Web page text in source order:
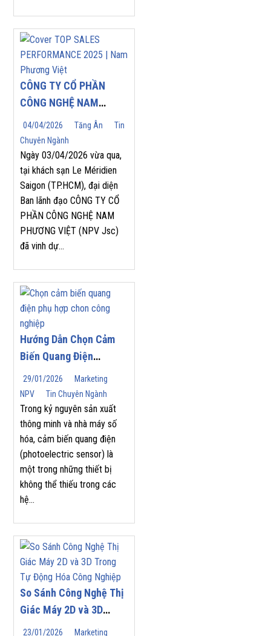
CÔNG TY CỔ PHẦN
CÔNG NGHỆ NAM
PHƯƠNG VIỆT (NPV
JSC) TỰ HÀO ĐÓN
NHẬN GIẢI THƯỞNG
“TOP SALES
PERFORMANCE 2025”
TẠI HỘI NGHỊ NHÀ
PHÂN PHỐI YASKAWA
2026
04/04/2026 Tăng Ân
Tin
Chuyên Ngành
Ngày 03/04/2026 vừa qua,
tại khách sạn Le Méridien
Saigon (TP.HCM), đại diện
Ban lãnh đạo CÔNG TY CỔ
PHẦN CÔNG NGHỆ NAM
PHƯƠNG VIỆT (NPV Jsc)
đã vinh dự...
Hướng Dẫn Chọn Cảm
Biến Quang Điện
(Photoelectric Sensor)
Phù Hợp Cho Tự Động
Hóa Công Nghiệp
29/01/2026
Marketing
NPV
Tin Chuyên Ngành
Trong kỷ nguyên sản xuất
thông minh và nhà máy số
hóa, cảm biến quang điện
(photoelectric sensor) là
một trong những thiết bị
không thể thiếu trong các
hệ...
So Sánh Công Nghệ Thị
Giác Máy 2D và 3D
Trong Tự Động Hóa
23/01/2026 Marketing